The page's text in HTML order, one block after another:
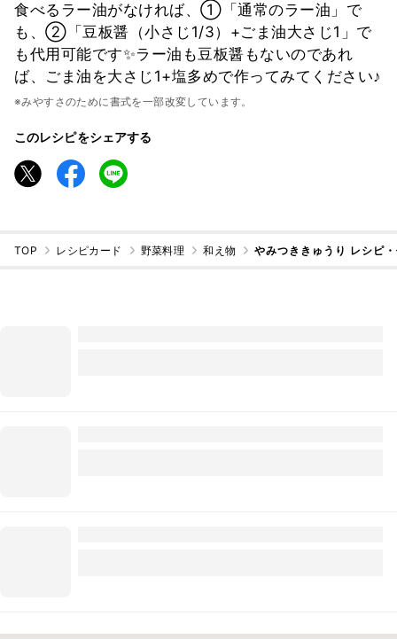
食べるラー油がなければ、①「通常のラー油」で
も、②「豆板醤（小さじ1/3）+ごま油大さじ1」で
も代用可能です✨ラー油も豆板醤もないのであれ
ば、ごま油を大さじ1+塩多めで作ってみてください♪
※みやすさのために書式を一部改変しています。
このレシピをシェアする
TOP レシピカード 野菜料理 和え物 やみつききゅうり レシピ